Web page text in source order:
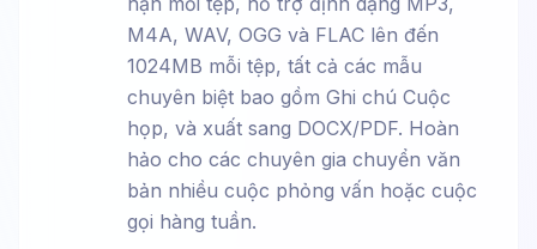
M4A, WAV, OGG và FLAC lên đến
1024MB mỗi tệp, tất cả các mẫu
chuyên biệt bao gồm Ghi chú Cuộc
họp, và xuất sang DOCX/PDF. Hoàn
hảo cho các chuyên gia chuyển văn
bản nhiều cuộc phỏng vấn hoặc cuộc
gọi hàng tuần.